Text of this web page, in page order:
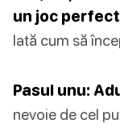
un joc
Iată cum să
Pasul unu:
nevoie de cel